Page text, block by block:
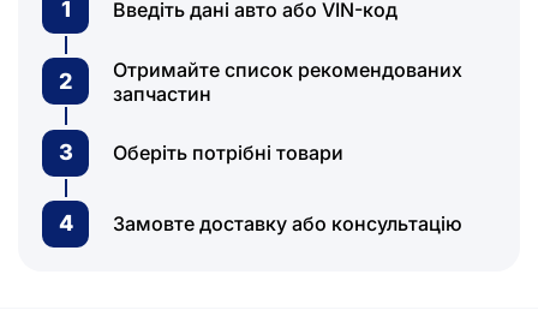
1 Введіть дані авто або VIN-код
2
Отримайте список рекомендованих
запчастин
3 Оберіть потрібні товари
4 Замовте доставку або консультацію